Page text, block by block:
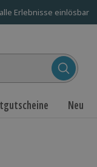
Erlebnisse einlösbar
Neu